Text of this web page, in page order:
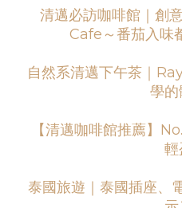
清邁必訪咖啡館｜創
Cafe～番茄入味
自然系清邁下午茶｜
學
【清邁咖啡館推薦】
輕
泰國旅遊｜泰國插座、